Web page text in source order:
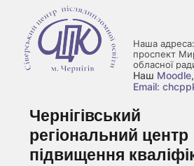
Наша
проспект
обласної
Наш Moodle
Email:
Чернігівський
регіональний центр
підвищення